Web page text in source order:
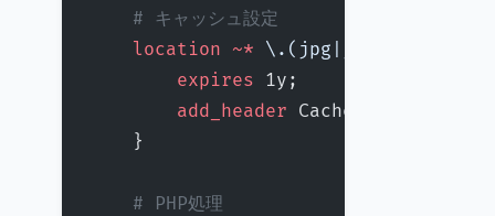
    # キャッシュ設定
    location
~*
        expires
1y;
        add_header
Cache-Control
    }
    # PHP処理